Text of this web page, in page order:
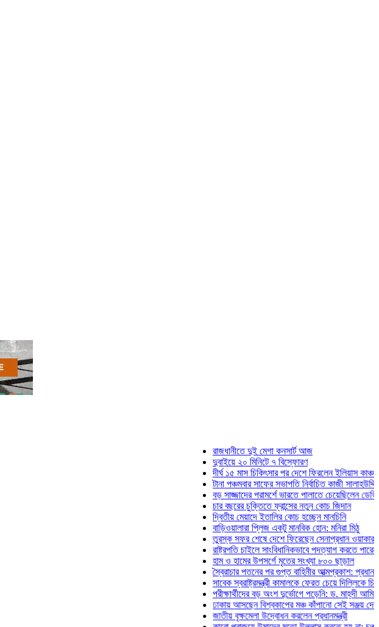
রাজধানীতে দুই মেগা কনসার্ট আজ
দুবাইয়ে ২০ মিনিটে ৭ বিস্ফোরণ
দীর্ঘ ১৫ মাস চিকিৎসার পর দেশে ফিরলেন ইলিয়াস কাঞ্চন
টানা পঞ্চমবার সাফের সভাপতি নির্বাচিত কাজী সালাহউদ্দিন
বড় সাজ্জাদের পরামর্শে ভারতে পালাতে চেয়েছিলেন ডেভিড ইমন
চার বছরের চুক্তিতে ফ্রান্সের নতুন কোচ জিদান
দ্বিতীয় মেয়াদে ইতালির কোচ হচ্ছেন মানচিনি
বাড়িওয়ালারা প্লিজ একটু মানবিক হোন: মনিরা মিঠু
তুরস্ক সফর শেষে দেশে ফিরেছেন সেনাপ্রধান ওয়াকার-উজ-
রাষ্ট্রপতি চাইলে সাংবিধানিকভাবে পদত্যাগ করতে পারেন:
হাম ও হামের উপসর্গে মৃতের সংখ্যা ৮০০ ছাড়াল
স্বৈরাচার পতনের পর গুপ্ত বাহিনীর আত্মপ্রকাশ: প্রধানমন্ত্রী
সাবেক স্বরাষ্ট্রমন্ত্রী কামালকে ফেরত চেয়ে দিল্লিকে চিঠি দিল
পরীক্ষার্থীদের বড় অংশ দুর্ভোগে পড়েনি: ড. মাহ্‌দী আমিন
ঢাকায় আসছেন বিশ্বকাপের মঞ্চ কাঁপানো সেই সঞ্জয় দেব
জাতীয় বৃক্ষমেলা উদ্বোধন করলেন প্রধানমন্ত্রী